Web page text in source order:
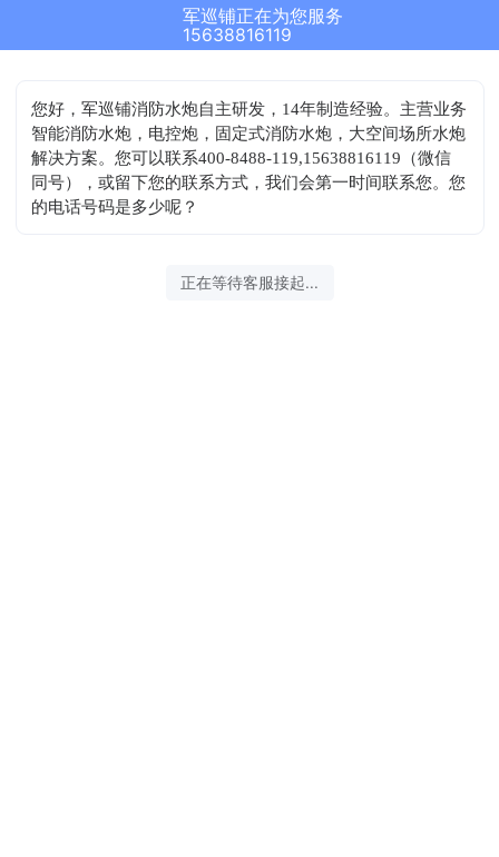
军巡铺正在为您服务
15638816119
您好，军巡铺消防水炮自主研发，14年制造经验。主营业务
智能消防水炮，电控炮，固定式消防水炮，大空间场所水炮
解决方案。您可以联系400-8488-119,15638816119（微信
同号），或留下您的联系方式，我们会第一时间联系您。您
的电话号码是多少呢？
正在等待客服接起...